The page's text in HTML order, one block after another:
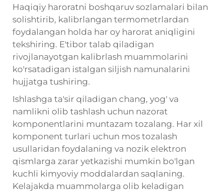
Haqiqiy haroratni boshqaruv sozlamalari bilan
solishtirib, kalibrlangan termometrlardan
foydalangan holda har oy harorat aniqligini
tekshiring. E'tibor talab qiladigan
rivojlanayotgan kalibrlash muammolarini
ko'rsatadigan istalgan siljish namunalarini
hujjatga tushiring.
Ishlashga ta'sir qiladigan chang, yog' va
namlikni olib tashlash uchun nazorat
komponentlarini muntazam tozalang. Har xil
komponent turlari uchun mos tozalash
usullaridan foydalaning va nozik elektron
qismlarga zarar yetkazishi mumkin bo'lgan
kuchli kimyoviy moddalardan saqlaning.
Kelajakda muammolarga olib keladigan